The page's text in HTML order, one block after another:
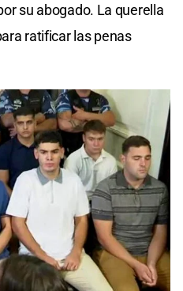
su abogado. La querella
ratificar las penas